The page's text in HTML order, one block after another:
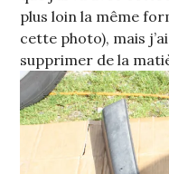
plus loin la même
cette photo), mais
supprimer de la